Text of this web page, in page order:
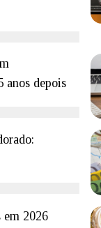
anos depois
em 2026